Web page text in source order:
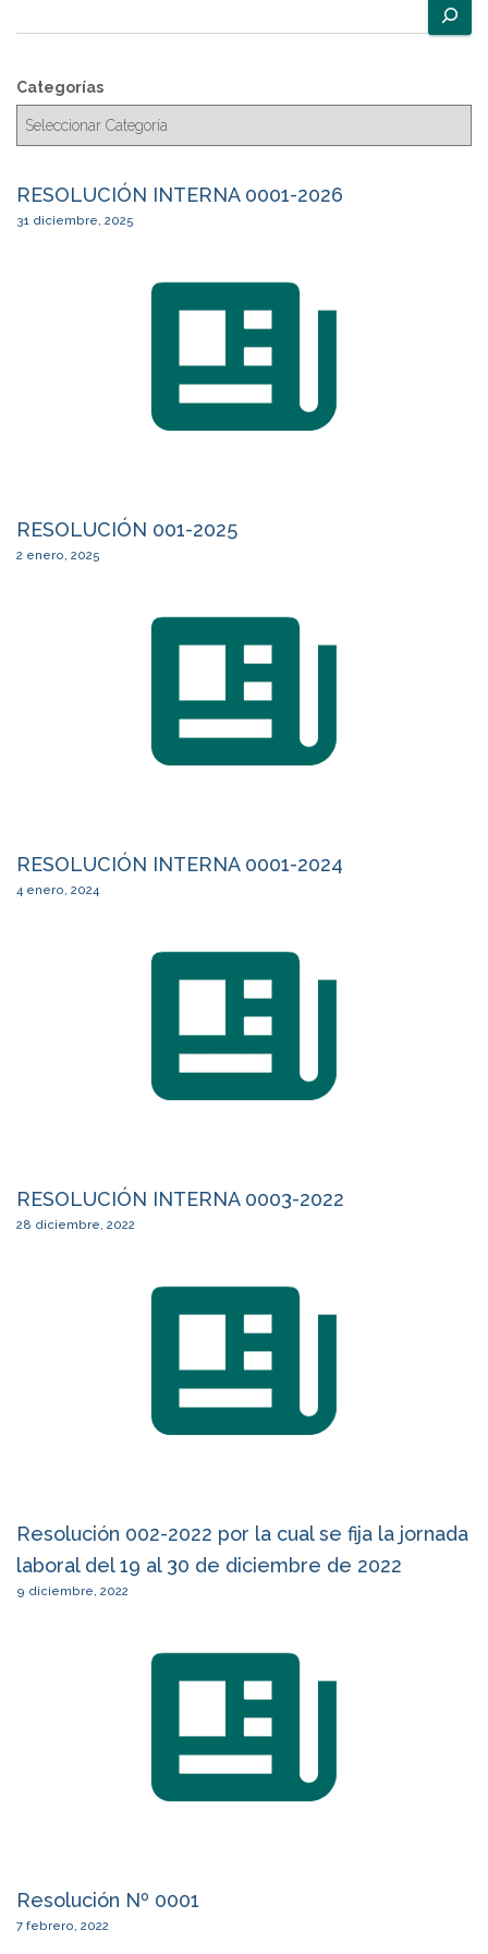
u
c
a
Categorías
RESOLUCIÓN INTERNA 0001-2026
31 diciembre, 2025
RESOLUCIÓN 001-2025
2 enero, 2025
RESOLUCIÓN INTERNA 0001-2024
4 enero, 2024
RESOLUCIÓN INTERNA 0003-2022
28 diciembre, 2022
Resolución 002-2022 por la cual se fija la jornada
laboral del 19 al 30 de diciembre de 2022
9 diciembre, 2022
Resolución Nº 0001
7 febrero, 2022